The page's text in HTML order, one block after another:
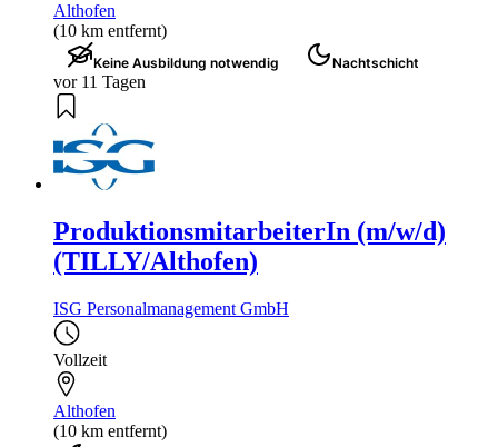
Althofen
(10 km entfernt)
Keine Ausbildung notwendig Nachtschicht
vor 11 Tagen
ProduktionsmitarbeiterIn (m/w/d)
(TILLY/Althofen)
ISG Personalmanagement GmbH
Vollzeit
Althofen
(10 km entfernt)